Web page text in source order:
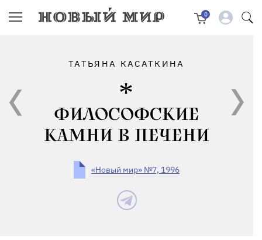
0
ТАТЬЯНА КАСАТКИНА
ФИЛОСОФСКИЕ
КАМНИ В ПЕЧЕНИ
«Новый мир» №7, 1996